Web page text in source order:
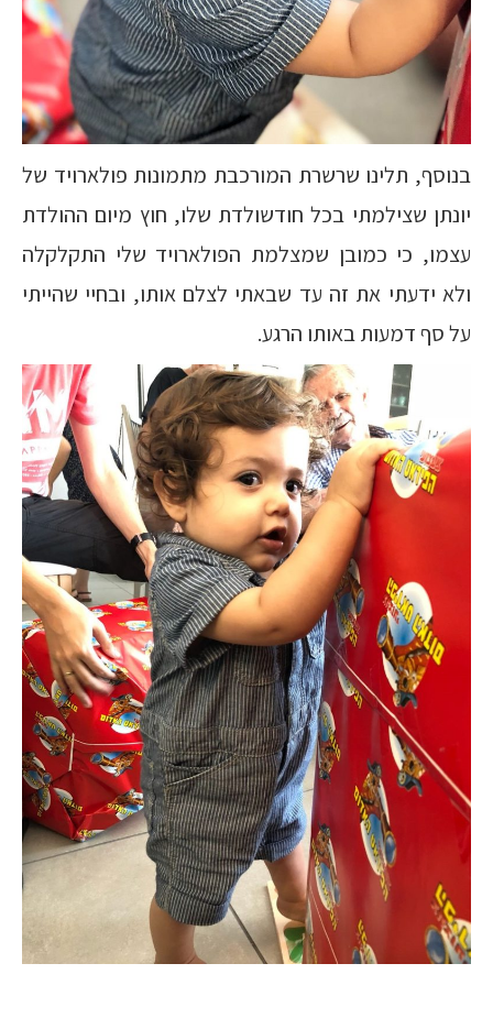
בנוסף, תלינו שרשרת המורכבת מתמונות פולארויד של
יונתן שצילמתי בכל חודשולדת שלו, חוץ מיום ההולדת
עצמו, כי כמובן שמצלמת הפולארויד שלי התקלקלה
ולא ידעתי את זה עד שבאתי לצלם אותו, ובחיי שהייתי
על סף דמעות באותו הרגע.